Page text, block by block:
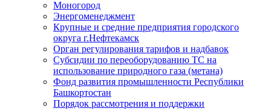
Моногород
Энергоменеджмент
Крупные и средние предприятия городского
округа г.Нефтекамск
Орган регулирования тарифов и надбавок
Субсидии по переоборудованию ТС на
использование природного газа (метана)
Фонд развития промышленности Республики
Башкортостан
Порядок рассмотрения и поддержки